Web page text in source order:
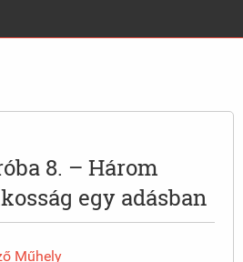
8. – Három
egy adásban
Műhely